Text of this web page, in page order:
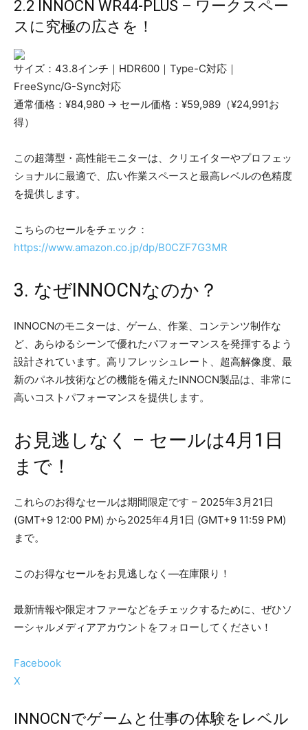
2.2 INNOCN WR44-PLUS – ワークスペー
スに究極の広さを！
サイズ：43.8インチ｜HDR600｜Type-C対応｜
FreeSync/G-Sync対応
通常価格：¥84,980 → セール価格：¥59,989（¥24,991お
得）
この超薄型・高性能モニターは、クリエイターやプロフェッ
ショナルに最適で、広い作業スペースと最高レベルの色精度
を提供します。
こちらのセールをチェック：
https://www.amazon.co.jp/dp/B0CZF7G3MR
3. なぜINNOCNなのか？
INNOCNのモニターは、ゲーム、作業、コンテンツ制作な
ど、あらゆるシーンで優れたパフォーマンスを発揮するよう
設計されています。高リフレッシュレート、超高解像度、最
新のパネル技術などの機能を備えたINNOCN製品は、非常に
高いコストパフォーマンスを提供します。
お見逃しなく – セールは4月1日
まで！
これらのお得なセールは期間限定です – 2025年3月21日
(GMT+9 12:00 PM) から2025年4月1日 (GMT+9 11:59 PM)
まで。
このお得なセールをお見逃しなく—在庫限り！
最新情報や限定オファーなどをチェックするために、ぜひソ
ーシャルメディアアカウントをフォローしてください！
Facebook
X
INNOCNでゲームと仕事の体験をレベル